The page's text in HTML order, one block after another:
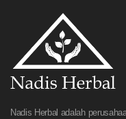
Nadis Herbal adalah